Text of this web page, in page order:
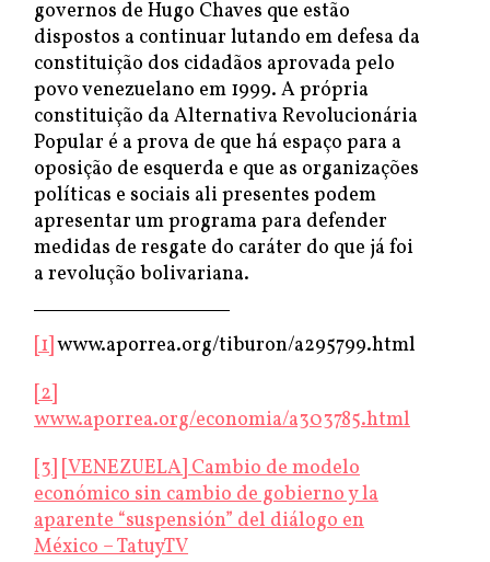
governos de Hugo Chaves que estão
dispostos a continuar lutando em defesa da
constituição dos cidadãos aprovada pelo
povo venezuelano em 1999. A própria
constituição da Alternativa Revolucionária
Popular é a prova de que há espaço para a
oposição de esquerda e que as organizações
políticas e sociais ali presentes podem
apresentar um programa para defender
medidas de resgate do caráter do que já foi
a revolução bolivariana.
[1] www.aporrea.org/tiburon/a295799.html
[2]
www.aporrea.org/economia/a303785.html
[3] [VENEZUELA] Cambio de modelo
económico sin cambio de gobierno y la
aparente “suspensión” del diálogo en
México – TatuyTV